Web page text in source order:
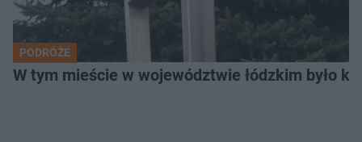
PODRÓŻE
W tym mieście w województwie łódzkim było